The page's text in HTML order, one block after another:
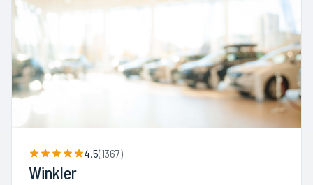
4.5(1367)
Winkler